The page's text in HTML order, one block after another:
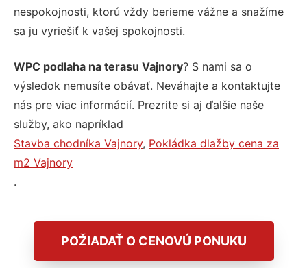
nespokojnosti, ktorú vždy berieme vážne a snažíme
sa ju vyriešiť k vašej spokojnosti.
WPC podlaha na terasu Vajnory? S nami sa o
výsledok nemusíte obávať. Neváhajte a kontaktujte
nás pre viac informácií. Prezrite si aj ďalšie naše
služby, ako napríklad
Stavba chodníka Vajnory, Pokládka dlažby cena za
m2 Vajnory
.
POŽIADAŤ O CENOVÚ PONUKU